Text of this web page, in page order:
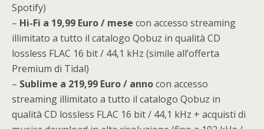
Spotify)
– Hi-Fi a 19,99 Euro / mese con accesso streaming
illimitato a tutto il catalogo Qobuz in qualità CD
lossless FLAC 16 bit / 44,1 kHz (simile all’offerta
Premium di Tidal)
– Sublime a 219,99 Euro / annocon accesso
streaming illimitato a tutto il catalogo Qobuz in
qualità CD lossless FLAC 16 bit / 44,1 kHz + acquisti di